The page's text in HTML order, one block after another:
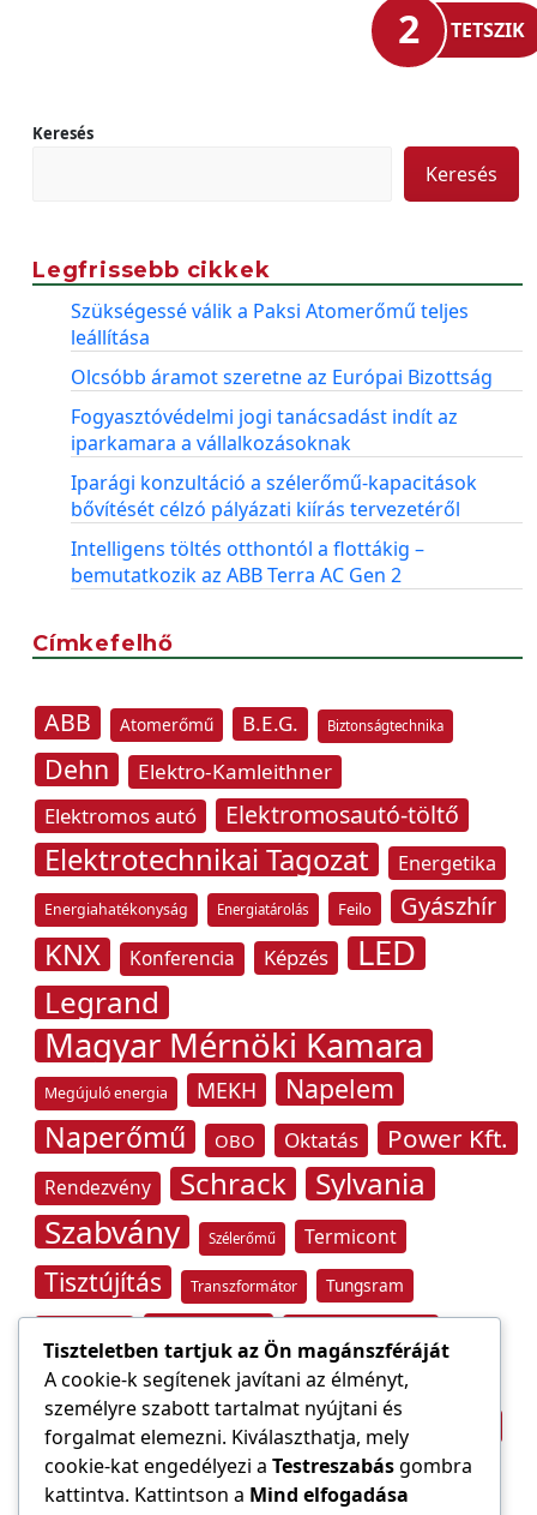
2 TETSZIK
Keresés
Keresés
Legfrissebb cikkek
Szükségessé válik a Paksi Atomerőmű teljes
leállítása
Olcsóbb áramot szeretne az Európai Bizottság
Fogyasztóvédelmi jogi tanácsadást indít az
iparkamara a vállalkozásoknak
Iparági konzultáció a szélerőmű-kapacitások
bővítését célzó pályázati kiírás tervezetéről
Intelligens töltés otthontól a flottákig –
bemutatkozik az ABB Terra AC Gen 2
Címkefelhő
ABB Atomerőmű B.E.G. Biztonságtechnika
Dehn
Elektro-Kamleithner
Elektromos autó
Elektromosautó-töltő
Elektrotechnikai Tagozat Energetika
Energiahatékonyság Energiatárolás Feilo Gyászhír
KNX Konferencia Képzés LED
Legrand
Magyar Mérnöki Kamara
Megújuló energia MEKH Napelem
Naperőmű OBO Oktatás Power Kft.
Rendezvény Schrack Sylvania
Szabvány Szélerőmű Termicont
Tisztújítás Transzformátor Tungsram
Villámvédelem
Világítástechnika Áramfogyasztás
Áramszolgáltató Építőipar átviteli hálózat
Tiszteletben tartjuk az Ön magánszféráját
A cookie-k segítenek javítani az élményt,
személyre szabott tartalmat nyújtani és
forgalmat elemezni. Kiválaszthatja, mely
cookie-kat engedélyezi a Testreszabásgombra
kattintva. Kattintson a Mind elfogadása